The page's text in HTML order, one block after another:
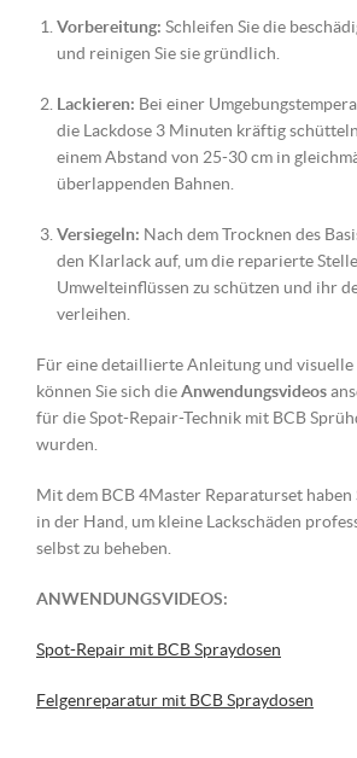
Vorbereitung: Schleifen Sie die
und reinigen Sie sie gründlich.
Lackieren: Bei einer
die Lackdose 3 Minuten kräftig
einem Abstand von 25-30 cm in
überlappenden Bahnen.
Versiegeln: Nach dem Trocknen des
den Klarlack auf, um die reparierte
Umwelteinflüssen zu schützen und ihr
verleihen.
Für eine detaillierte Anleitung und
können Sie sich dieAnwendungsvideos
für die Spot-Repair-Technik mit BCB
wurden.
Mit dem BCB 4Master Reparaturset haben
in der Hand, um kleine Lackschäden
selbst zu beheben.
ANWENDUNGSVIDEOS:
Spot-Repair mit BCB Spraydosen
Felgenreparatur mit BCB Spraydosen